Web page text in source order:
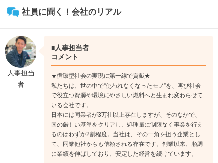
トを担当する機会も少しずつ増えていきます。
チームリーダーや主任などを任されるようになります。自身の
業務に加えて、後輩の指導やチーム全体のマネジメントにも携
わるようになり、現場を動かす立場として、判断力や責任感を
発揮する機会が増えていきます。
社員に聞く！会社のリアル
人事担当
者
■人事担当者
コメント
★循環型社会の実現に第一線で貢献★
私たちは、世の中で“使われなくなったモノ”を、再び社会
で役立つ資源や環境にやさしい燃料へと生まれ変わらせて
いる会社です。
日本には同業者が3万社以上存在しますが、そのなかで、
国の厳しい基準をクリアし、処理量に制限なく事業を行え
るのはわずか2割程度。当社は、その一角を担う企業とし
て、同業他社からも信頼される存在です。創業以来、順調
に業績を伸ばしており、安定した経営を続けています。